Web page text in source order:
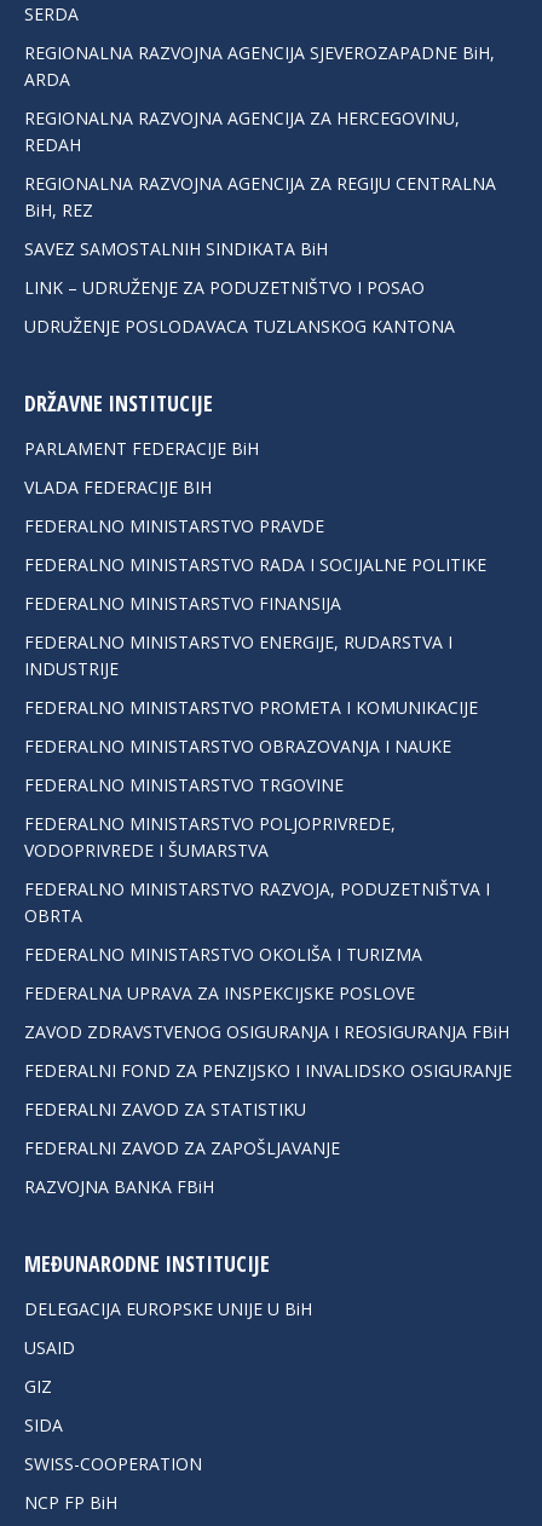
SERDA
REGIONALNA RAZVOJNA AGENCIJA SJEVEROZAPADNE BiH,
ARDA
REGIONALNA RAZVOJNA AGENCIJA ZA HERCEGOVINU,
REDAH
REGIONALNA RAZVOJNA AGENCIJA ZA REGIJU CENTRALNA
BiH, REZ
SAVEZ SAMOSTALNIH SINDIKATA BiH
LINK – UDRUŽENJE ZA PODUZETNIŠTVO I POSAO
UDRUŽENJE POSLODAVACA TUZLANSKOG KANTONA
DRŽAVNE INSTITUCIJE
PARLAMENT FEDERACIJE BiH
VLADA FEDERACIJE BIH
FEDERALNO MINISTARSTVO PRAVDE
FEDERALNO MINISTARSTVO RADA I SOCIJALNE POLITIKE
FEDERALNO MINISTARSTVO FINANSIJA
FEDERALNO MINISTARSTVO ENERGIJE, RUDARSTVA I
INDUSTRIJE
FEDERALNO MINISTARSTVO PROMETA I KOMUNIKACIJE
FEDERALNO MINISTARSTVO OBRAZOVANJA I NAUKE
FEDERALNO MINISTARSTVO TRGOVINE
FEDERALNO MINISTARSTVO POLJOPRIVREDE,
VODOPRIVREDE I ŠUMARSTVA
FEDERALNO MINISTARSTVO RAZVOJA, PODUZETNIŠTVA I
OBRTA
FEDERALNO MINISTARSTVO OKOLIŠA I TURIZMA
FEDERALNA UPRAVA ZA INSPEKCIJSKE POSLOVE
ZAVOD ZDRAVSTVENOG OSIGURANJA I REOSIGURANJA FBiH
FEDERALNI FOND ZA PENZIJSKO I INVALIDSKO OSIGURANJE
FEDERALNI ZAVOD ZA STATISTIKU
FEDERALNI ZAVOD ZA ZAPOŠLJAVANJE
RAZVOJNA BANKA FBiH
MEĐUNARODNE INSTITUCIJE
DELEGACIJA EUROPSKE UNIJE U BiH
USAID
GIZ
SIDA
SWISS-COOPERATION
NCP FP BiH